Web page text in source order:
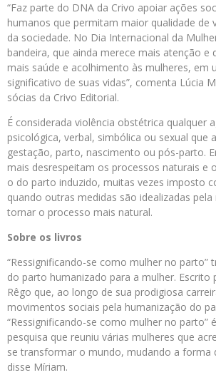
“Faz parte do DNA da Crivo apoiar ações
humanos que permitam maior qualidade de
da sociedade. No Dia Internacional da
bandeira, que ainda merece mais atenção e
mais saúde e acolhimento às mulheres, em
significativo de suas vidas”, comenta Lúcia
sócias da Crivo Editorial.
É considerada violência obstétrica qualquer
psicológica, verbal, simbólica ou sexual que
gestação, parto, nascimento ou pós-parto.
mais desrespeitam os processos naturais e
o do parto induzido, muitas vezes imposto
quando outras medidas são idealizadas
tornar o processo mais natural.
Sobre os livros
“Ressignificando-se como mulher no parto”
do parto humanizado para a mulher. Escrito
Rêgo que, ao longo de sua prodigiosa
movimentos sociais pela humanização do
“Ressignificando-se como mulher no parto”
pesquisa que reuniu várias mulheres que
se transformar o mundo, mudando a forma
disse Míriam.